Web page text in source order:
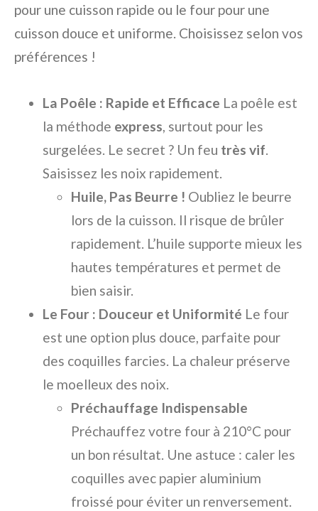
pour une cuisson rapide ou le four pour une
cuisson douce et uniforme. Choisissez selon vos
préférences !
La Poêle : Rapide et Efficace La poêle est
la méthode express, surtout pour les
surgelées. Le secret ? Un feu très vif.
Saisissez les noix rapidement.
Huile, Pas Beurre ! Oubliez le beurre
lors de la cuisson. Il risque de brûler
rapidement. L’huile supporte mieux les
hautes températures et permet de
bien saisir.
Le Four : Douceur et Uniformité Le four
est une option plus douce, parfaite pour
des coquilles farcies. La chaleur préserve
le moelleux des noix.
Préchauffage Indispensable
Préchauffez votre four à 210°C pour
un bon résultat. Une astuce : caler les
coquilles avec papier aluminium
froissé pour éviter un renversement.